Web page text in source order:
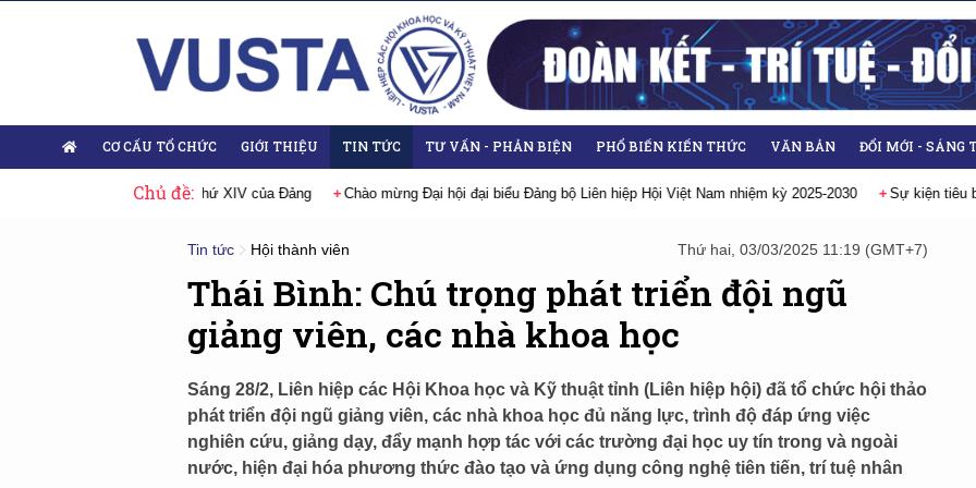
CƠ CẤU TỔ CHỨC GIỚI THIỆU TIN TỨC TƯ VẤN - PHẢN BIỆN PHỔ BIẾN KIẾN THỨC VĂN BẢN ĐỔI MỚI - SÁNG
Chủ đề:
Đại hội lần thứ XIV của Đảng Chào mừng Đại hội đại biểu Đảng bộ Liên hiệp Hội Việt Nam nhiệm kỳ 2025-2030 Sự kiện tiêu biểu Đại hội
Tin tức Hội thành viên Thứ hai, 03/03/2025 11:19 (GMT+7)
Thái Bình: Chú trọng phát triển đội ngũ
giảng viên, các nhà khoa học
Sáng 28/2, Liên hiệp các Hội Khoa học và Kỹ thuật tỉnh (Liên hiệp hội) đã tổ chức hội thảo
phát triển đội ngũ giảng viên, các nhà khoa học đủ năng lực, trình độ đáp ứng việc
nghiên cứu, giảng dạy, đẩy mạnh hợp tác với các trường đại học uy tín trong và ngoài
nước, hiện đại hóa phương thức đào tạo và ứng dụng công nghệ tiên tiến, trí tuệ nhân